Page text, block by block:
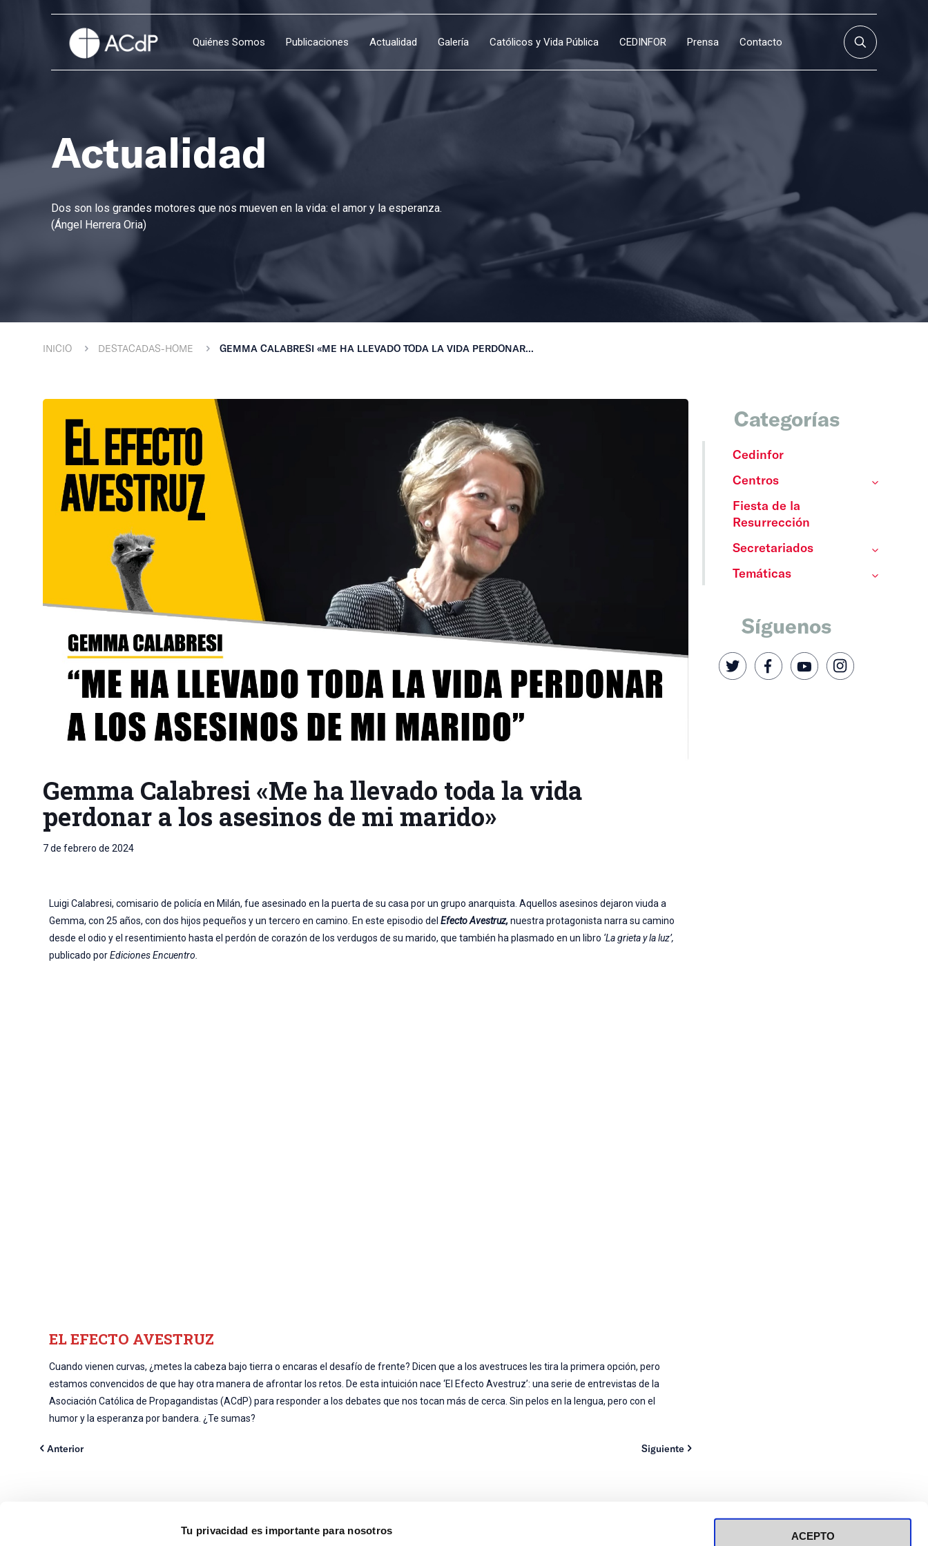
Tu privacidad es importante para nosotros
ACEPTO
Quiénes Somos Publicaciones Actualidad Galería Católicos y Vida Pública CEDINFOR Prensa Contacto
Actualidad
Dos son los grandes motores que nos mueven en la vida: el amor y la esperanza.
(Ángel Herrera Oria)
INICIO DESTACADAS-HOME GEMMA CALABRESI «ME HA LLEVADO TODA LA VIDA PERDONAR...
Gemma Calabresi «Me ha llevado toda la vida
perdonar a los asesinos de mi marido»
7 de febrero de 2024
Luigi Calabresi, comisario de policía en Milán, fue asesinado en la puerta de su casa por un grupo anarquista. Aquellos asesinos dejaron viuda a
Gemma, con 25 años, con dos hijos pequeños y un tercero en camino. En este episodio delEfecto Avestruz,nuestra protagonista narra su camino
desde el odio y el resentimiento hasta el perdón de corazón de los verdugos de su marido, que también ha plasmado en un libro ‘La grieta y la luz’,
publicado porEdiciones Encuentro.
EL EFECTO AVESTRUZ
Cuando vienen curvas, ¿metes la cabeza bajo tierra o encaras el desafío de frente? Dicen que a los avestruces les tira la primera opción, pero
estamos convencidos de que hay otra manera de afrontar los retos. De esta intuición nace ‘El Efecto Avestruz’: una serie de entrevistas de la
Asociación Católica de Propagandistas (ACdP) para responder a los debates que nos tocan más de cerca. Sin pelos en la lengua, pero con el
humor y la esperanza por bandera. ¿Te sumas?
Anterior Siguiente
Categorías
Cedinfor
Centros
Fiesta de la
Resurrección
Secretariados
Temáticas
Síguenos